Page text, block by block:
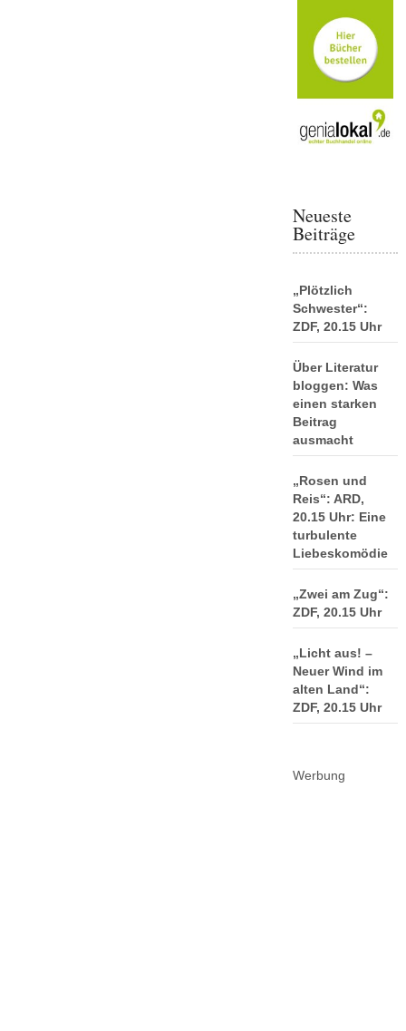
Neueste
Beiträge
„Plötzlich
Schwester“:
ZDF, 20.15 Uhr
Über Literatur
bloggen: Was
einen starken
Beitrag
ausmacht
„Rosen und
Reis“: ARD,
20.15 Uhr: Eine
turbulente
Liebeskomödie
„Zwei am Zug“:
ZDF, 20.15 Uhr
„Licht aus! –
Neuer Wind im
alten Land“:
ZDF, 20.15 Uhr
Werbung